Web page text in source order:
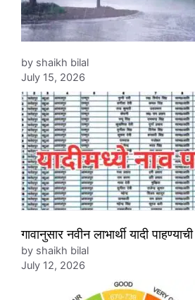
by shaikh bilal
July 15, 2026
गावानुसार नवीन लाभार्थी यादी
by shaikh bilal
July 12, 2026